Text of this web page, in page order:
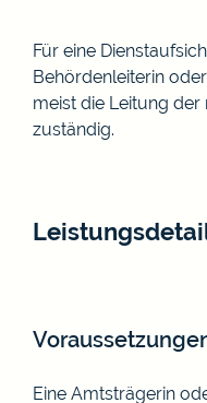
Für eine
Behördenleiterin
meist die Leitung
zuständig.
Eine Amtsträgerin